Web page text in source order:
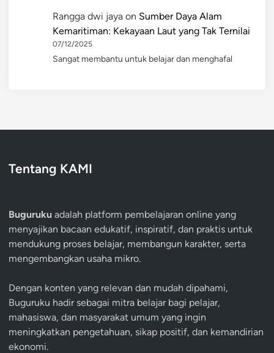
Rangga dwi jaya on Sumber Daya Alam
Kemaritiman: Kekayaan Laut yang Tak Ternilai
07/12/2025
Sangat membantu untuk belajar dan menghafal
Tentang KAMI
Buguruku adalah platform pembelajaran online yang
menyajikan bacaan edukatif, inspiratif, dan praktis untuk
mendukung proses belajar, membangun karakter, serta
mengembangkan usaha mikro.
Dengan konten yang relevan dan mudah dipahami,
Buguruku hadir sebagai mitra belajar bagi pelajar,
mahasiswa, dan masyarakat umum yang ingin
meningkatkan pengetahuan, sikap positif, dan kemandirian
ekonomi.